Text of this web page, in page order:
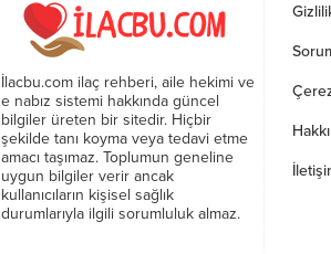
İlacbu.com ilaç rehberi, aile hekimi ve
e nabız sistemi hakkında güncel
bilgiler üreten bir sitedir. Hiçbir
şekilde tanı koyma veya tedavi etme
amacı taşımaz. Toplumun geneline
uygun bilgiler verir ancak
kullanıcıların kişisel sağlık
durumlarıyla ilgili sorumluluk almaz.